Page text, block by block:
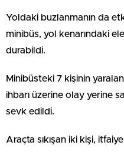
Yoldaki buzlanmanın da
minibüs, yol kenarındaki
durabildi.
Minibüsteki 7 kişinin
ihbarı üzerine olay yerine
sevk edildi.
Araçta sıkışan iki kişi,